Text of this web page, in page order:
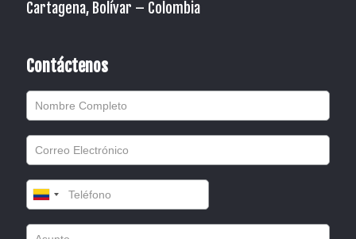
Cartagena, Bolívar – Colombia
Contáctenos